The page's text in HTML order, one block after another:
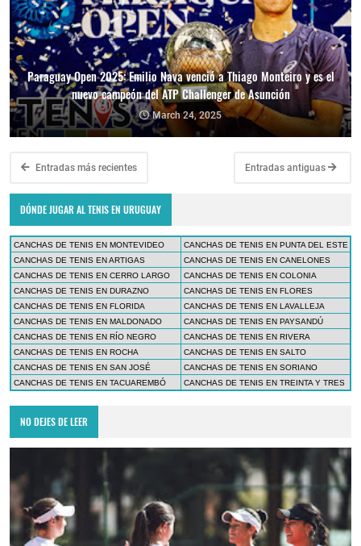
Paraguay Open 2025: Emilio Nava venció a Thiago Monteiro y es el
nuevo campeón del ATP Challenger de Asunción
March 24, 2025
Entradas más recientes Entradas antiguas
DÓNDE JUGAR AL TENIS EN URUGUAY
CANCHAS DE TENIS EN MONTEVIDEO
CANCHAS DE TENIS EN PUNTA DEL ESTE
CANCHAS DE TENIS EN ARTIGAS
CANCHAS DE TENIS EN CANELONES
CANCHAS DE TENIS EN CERRO LARGO
CANCHAS DE TENIS EN COLONIA
CANCHAS DE TENIS EN DURAZNO
CANCHAS DE TENIS EN FLORES
CANCHAS DE TENIS EN FLORIDA
CANCHAS DE TENIS EN LAVALLEJA
CANCHAS DE TENIS EN MALDONADO
CANCHAS DE TENIS EN PAYSANDÚ
CANCHAS DE TENIS EN RÍO NEGRO
CANCHAS DE TENIS EN RIVERA
CANCHAS DE TENIS EN ROCHA
CANCHAS DE TENIS EN SALTO
CANCHAS DE TENIS EN SAN JOSÉ
CANCHAS DE TENIS EN SORIANO
CANCHAS DE TENIS EN TACUAREMBÓ
CANCHAS DE TENIS EN TREINTA Y TRES
NO DEJES DE LEER